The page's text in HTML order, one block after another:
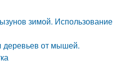
зимой. Использование
деревьев от мышей.